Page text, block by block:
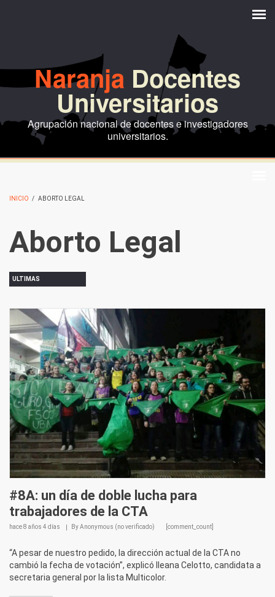
Naranja Docentes
Universitarios
Agrupación nacional de docentes e investigadores
universitarios.
INICIO / ABORTO LEGAL
Aborto Legal
ULTIMAS
#8A: un día de doble lucha para
trabajadores de la CTA
hace8 años 4 días ByAnonymous (no verificado) [comment_count]
“A pesar de nuestro pedido, la dirección actual de la CTA no
cambió la fecha de votación”, explicó Ileana Celotto, candidata a
secretaria general por la lista Multicolor.